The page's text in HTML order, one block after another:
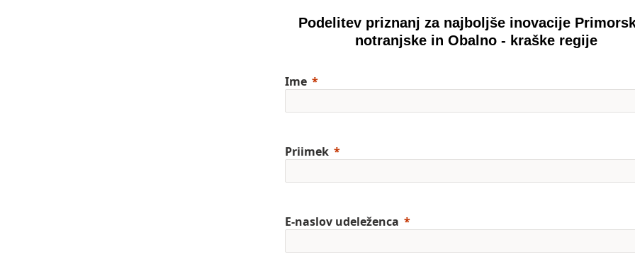
Podelitev priznanj za najboljše inovacije
notranjske in Obalno - kraške regije
Ime
Priimek
E-naslov udeleženca